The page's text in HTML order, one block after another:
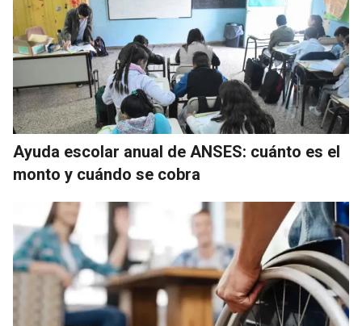
Ayuda escolar anual de ANSES: cuánto es el
monto y cuándo se cobra